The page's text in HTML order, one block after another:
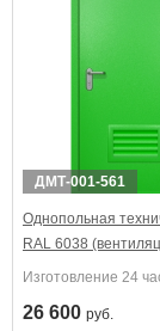
ДМТ-001-561
Однопольная
RAL 6038
Изготовление 24
26 600 руб.